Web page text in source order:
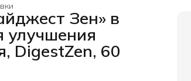
Зен» в
улучшения
DigestZen, 60